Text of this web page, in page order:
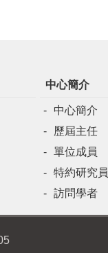
中心簡介
中心簡介
歷屆主任
單位成員
特約研究員
訪問學者